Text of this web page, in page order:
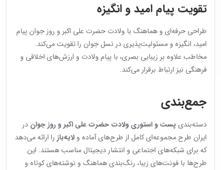
تقویت پیام امید و انگیزه
طراحی حرفه‌ای و هماهنگ با ولادت حضرت علی اکبر و روز جوان پیام
امید، انگیزه و مسئولیت‌پذیری در نسل جوان را تقویت می‌کند.
مخاطب علاوه بر زیبایی بصری، با پیام ولادت و ارزش‌های اخلاقی و
فرهنگی نیز ارتباط برقرار می‌کند.
جمع‌بندی
دسته‌بندی پست و استوری ولادت حضرت علی اکبر و روز جوان در
ایران طرح مجموعه‌ای کامل از طرح‌های آماده و لایه‌باز را ارائه می‌دهد
که برای شبکه‌های اجتماعی و انتشار دیجیتال مناسب هستند. این
طرح‌ها با فونت‌های زیبا، رنگ‌بندی هماهنگ و نوشته‌های کوتاه و